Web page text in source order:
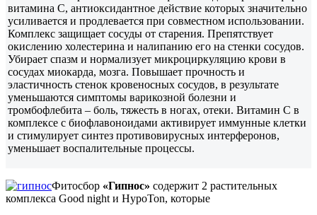
витамина С, антиоксидантное действие которых значительно
усиливается и продлевается при совместном использовании.
Комплекс защищает сосуды от старения. Препятствует
окислению холестерина и налипанию его на стенки сосудов.
Убирает спазм и нормализует микроциркуляцию крови в
сосудах миокарда, мозга. Повышает прочность и
эластичность стенок кровеносных сосудов, в результате
уменьшаются симптомы варикозной болезни и
тромбофлебита – боль, тяжесть в ногах, отеки. Витамин С в
комплексе с биофлавоноидами активирует иммунные клетки
и стимулирует синтез противовирусных интерферонов,
уменьшает воспалительные процессы.
Фитосбор «Гипнос» содержит 2 растительных
комплекса Good night и HypoTon, которые